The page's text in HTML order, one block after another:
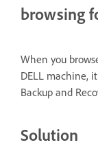
browsing
When you
DELL machine,
Backup and
Solution